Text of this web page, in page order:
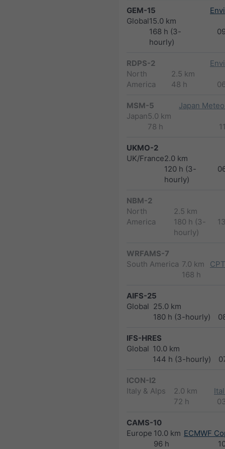
GEM-15
Global15.0 km
168 h (3-
hourly)
RDPS-2
North
America
2.5 km
48 h
MSM-5
Japan5.0 km
78 h
Japan
UKMO-2
UK/France2.0 km
120 h (3-
hourly)
NBM-2
North
America
2.5 km
180 h (3-
hourly)
WRFAMS-7
South America 7.0 km
168 h
AIFS-25
Global 25.0 km
180 h (3-hourly)
IFS-HRES
Global 10.0 km
144 h (3-hourly)
ICON-I2
Italy & Alps
2.0 km
72 h
CAMS-10
Europe 10.0 km
96 h
ECMWF